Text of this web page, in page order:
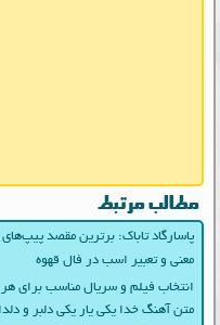
مطالب مرتبط
پاسارگاد تاباک: برترین مقصد
معنی و تعبیر اسب در فال قهوه
انتخاب فیلم و سریال مناسب برای
متن آهنگ خدا یکی یار یکی دلبر و